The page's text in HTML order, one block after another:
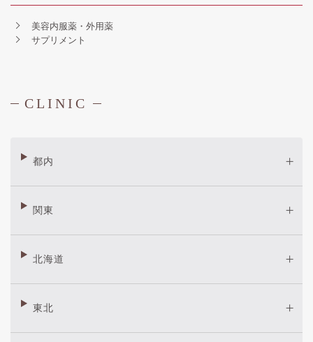
美容内服薬・外用薬
サプリメント
CLINIC
都内
関東
北海道
東北